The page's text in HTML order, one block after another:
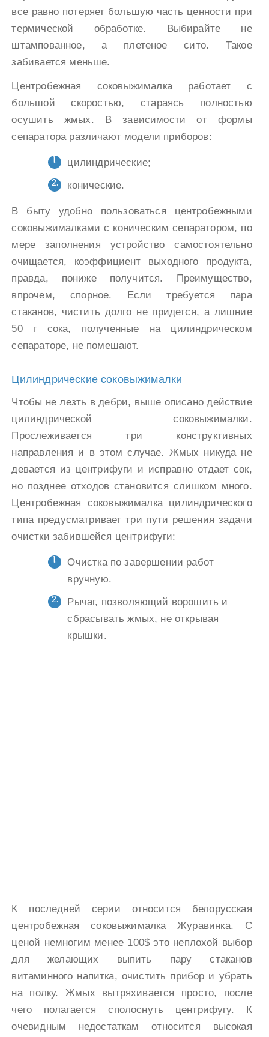
все равно потеряет большую часть ценности при
термической обработке. Выбирайте не
штампованное, а плетеное сито. Такое
забивается меньше.
Центробежная соковыжималка работает с
большой скоростью, стараясь полностью
осушить жмых. В зависимости от формы
сепаратора различают модели приборов:
цилиндрические;
конические.
В быту удобно пользоваться центробежными
соковыжималками с коническим сепаратором, по
мере заполнения устройство самостоятельно
очищается, коэффициент выходного продукта,
правда, пониже получится. Преимущество,
впрочем, спорное. Если требуется пара
стаканов, чистить долго не придется, а лишние
50 г сока, полученные на цилиндрическом
сепараторе, не помешают.
Цилиндрические соковыжималки
Чтобы не лезть в дебри, выше описано действие
цилиндрической соковыжималки.
Прослеживается три конструктивных
направления и в этом случае. Жмых никуда не
девается из центрифуги и исправно отдает сок,
но позднее отходов становится слишком много.
Центробежная соковыжималка цилиндрического
типа предусматривает три пути решения задачи
очистки забившейся центрифуги:
Очистка по завершении работ
вручную.
Рычаг, позволяющий ворошить и
сбрасывать жмых, не открывая
крышки.
К последней серии относится белорусская
центробежная соковыжималка Журавинка. С
ценой немногим менее 100$ это неплохой выбор
для желающих выпить пару стаканов
витаминного напитка, очистить прибор и убрать
на полку. Жмых вытряхивается просто, после
чего полагается сполоснуть центрифугу. К
очевидным недостаткам относится высокая